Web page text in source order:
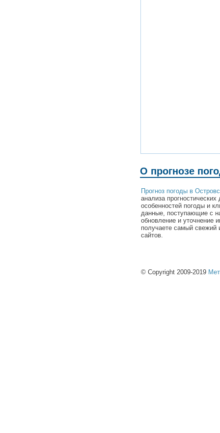
О прогнозе
Прогноз погоды в
анализа
особенностей погоды и
данные, поступающие с
обновление и уточнение
получаете самый свежий
сайтов.
© Copyright 2009-2019